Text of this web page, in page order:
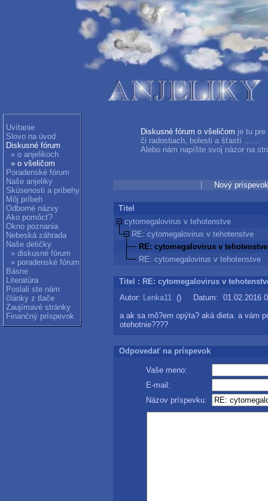
Uvítanie
Slovo na úvod
Diskusné fórum
» o anjelikoch
» o všeličom
Poradenské fórum
Naše anjeliky
Skúsenosti a príbehy
Môj príbeh
Odborné názvy
Ako pomôcť?
Okno poznania
Nebeská záhrada
Naše detičky
» diskusné fórum
» poradenské fórum
Básne
Literatúra
Poslali ste nám
články z tlače
Zaujímavé stránky
Finančný príspevok
Diskusné fórum o všeličom je tu
či radostiach, bolesti a šťastí ......
Alebo nám napíšte svoj názor na
Nový príspevok
Titel
cytomegalovirus v tehotenstve
RE: cytomegalovirus v tehotenstve
RE: cytomegalovirus v tehotenstve
RE: cytomegalovirus v tehotenstve
Titel : RE: cytomegalovirus v
Autor: Lenka11 () Datum: 01.02.2016
a ak sa mô?em opýta? aká dieta. a vám
otehotnie????
Odpovedať na príspevok
Vaše meno:
E-mail:
Názov príspevku: